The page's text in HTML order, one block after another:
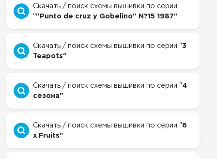
Скачать / поиск схемы вышивки по серии
""Punto de cruz y Gobelino" N?15 1987"
Скачать / поиск схемы вышивки по серии "3
Teapots"
Скачать / поиск схемы вышивки по серии "4
сезона"
Скачать / поиск схемы вышивки по серии "6
x Fruits"